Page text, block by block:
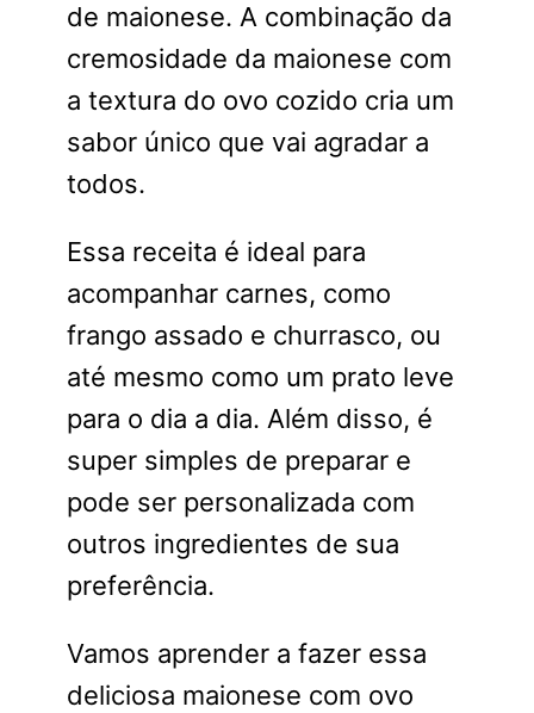
de maionese. A combinação da
cremosidade da maionese com
a textura do ovo cozido cria um
sabor único que vai agradar a
todos.
Essa receita é ideal para
acompanhar carnes, como
frango assado e churrasco, ou
até mesmo como um prato leve
para o dia a dia. Além disso, é
super simples de preparar e
pode ser personalizada com
outros ingredientes de sua
preferência.
Vamos aprender a fazer essa
deliciosa maionese com ovo